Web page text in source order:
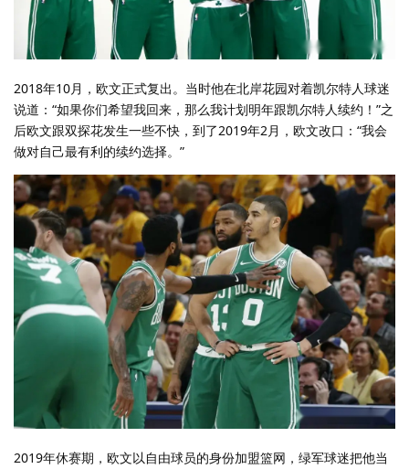
2018年10月，欧文正式复出。当时他在北岸花园对着凯尔特人球迷
说道：“如果你们希望我回来，那么我计划明年跟凯尔特人续约！”之
后欧文跟双探花发生一些不快，到了2019年2月，欧文改口：“我会
做对自己最有利的续约选择。”
2019年休赛期，欧文以自由球员的身份加盟篮网，绿军球迷把他当